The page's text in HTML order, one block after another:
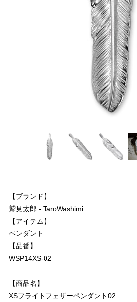
【ブランド】
鷲見太郎 - TaroWashimi
【アイテム】
ペンダント
【品番】
WSP14XS-02
【商品名】
XSフライトフェザーペンダント02